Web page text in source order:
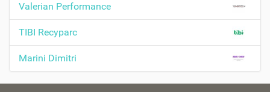
Valerian Performance
TIBI Recyparc
Marini Dimitri